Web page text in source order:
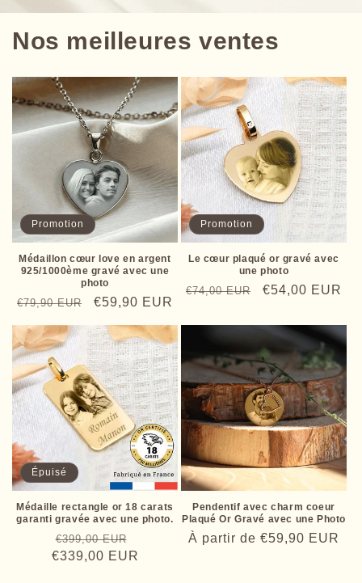
Nos meilleures ventes
Promotion
Médaillon cœur love en argent
925/1000ème gravé avec une
photo
Prix
€79,90 EUR
Prix
€59,90 EUR
Promotion
Le cœur plaqué or gravé avec
une photo
Prix
€74,00 EUR
Prix
€54,00 EUR
Épuisé
Médaille rectangle or 18 carats
garanti gravée avec une photo.
Prix
habituel
€399,00 EUR
promotionnel
€339,00 EUR
Pendentif avec charm coeur
Plaqué Or Gravé avec une Photo
Prix
À partir de €59,90 EUR